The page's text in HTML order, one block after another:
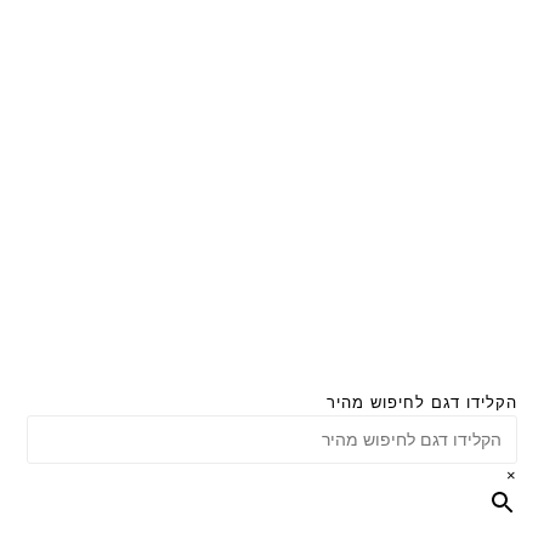
הקלידו דגם לחיפוש מהיר
×